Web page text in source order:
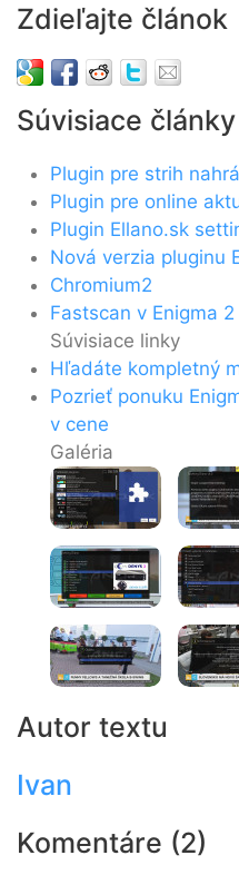
Zdieľajte článok
Súvisiace články
Plugin pre strih
Plugin pre online
Plugin Ellano.sk
Nová verzia pluginu
Chromium2
Fastscan v Enigma 2
Súvisiace linky
Hľadáte kompletný
Pozrieť ponuku
v cene
Galéria
Autor textu
Ivan
Komentáre (2)